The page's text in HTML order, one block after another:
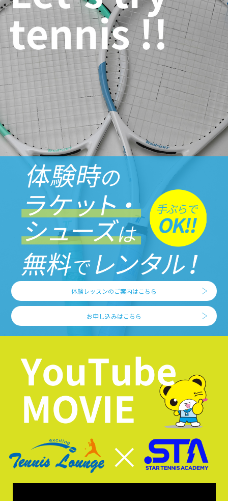
体験レッスンのご案内はこちら
お申し込みはこちら